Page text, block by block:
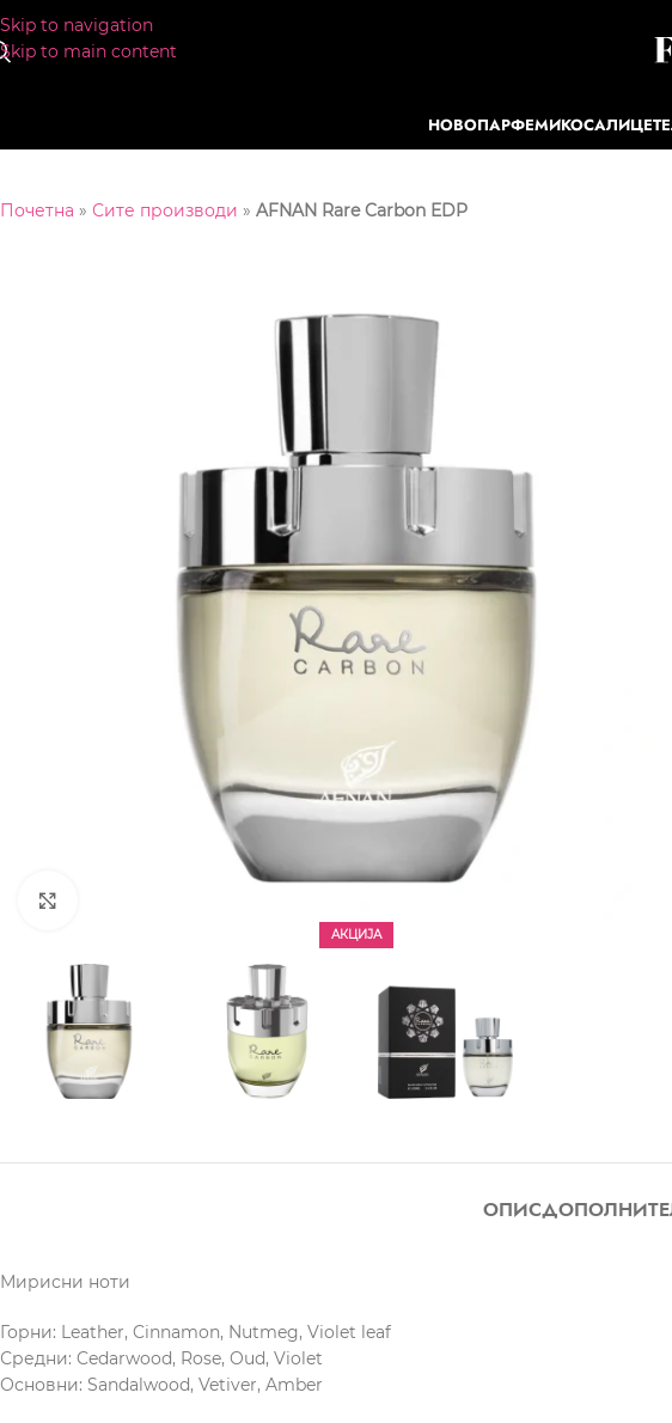
Skip to navigation
Skip to main content
НОВОПАРФЕМИКОСАЛИЦЕ
Почетна » Сите производи » AFNAN Rare Carbon EDP
АКЦИЈА
ОПИС
Мирисни ноти
Горни: Leather, Cinnamon, Nutmeg, Violet leaf
Средни: Cedarwood, Rose, Oud, Violet
Основни: Sandalwood, Vetiver, Amber